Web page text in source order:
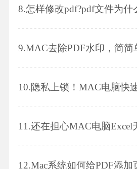
8.怎样修改pdf?pdf文件为什
9.MAC去除PDF水印，简简
10.隐私上锁！MAC电脑快速对PDF局部
11.还在担心MAC电脑Excel无法转换为PDF吗
12.Mac系统如何给PDF添加页眉